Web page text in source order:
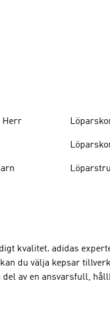
Herr
kvalitet. adidas
du välja kepsar
av en ansvarsfull,